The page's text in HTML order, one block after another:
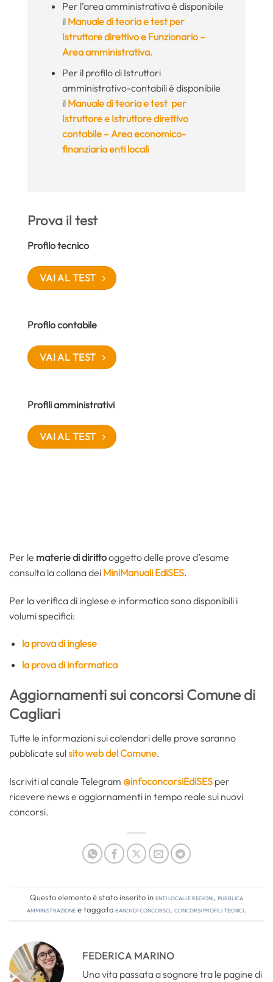
Per l’area amministrativa è disponibile
il Manuale di teoria e test per
Istruttore direttivo e Funzionario –
Area amministrativa.
Per il profilo di Istruttori
amministrativo-contabili è disponibile
ilManuale di teoria e test per
Istruttore e Istruttore direttivo
contabile – Area economico-
finanziaria enti locali
Prova il test
Profilo tecnico
VAI AL TEST
Profilo contabile
VAI AL TEST
Profili amministrativi
VAI AL TEST
Per le materie di dirittooggetto delle prove d’esame
consulta la collana dei MiniManuali EdiSES.
Per la verifica di inglese e informatica sono disponibili i
volumi specifici:
la prova di inglese
la prova di informatica
Aggiornamenti sui concorsi Comune di
Cagliari
Tutte le informazioni sui calendari delle prove saranno
pubblicate sulsito web del Comune.
Iscriviti al canale Telegram @infoconcorsiEdiSES per
ricevere news e aggiornamenti in tempo reale sui nuovi
concorsi.
Questo elemento è stato inserito inEnti locali e regioni, Pubblica
amministrazionee taggatobandi di concorso, concorsi profili tecnici.
FEDERICA MARINO
Una vita passata a sognare tra le pagine di